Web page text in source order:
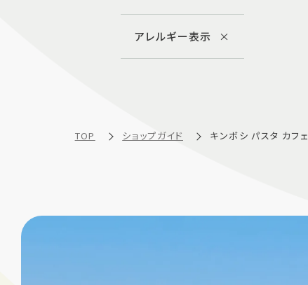
アレルギー表示 ×
TOP ショップガイド キンボシ パスタ カフェ